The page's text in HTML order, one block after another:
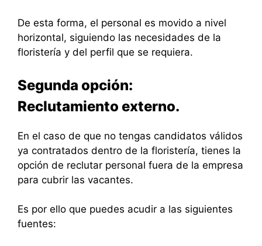
De esta forma, el personal es movido a nivel
horizontal, siguiendo las necesidades de la
floristería y del perfil que se requiera.
Segunda opción:
Reclutamiento externo.
En el caso de que no tengas candidatos válidos
ya contratados dentro de la floristería, tienes la
opción de reclutar personal fuera de la empresa
para cubrir las vacantes.
Es por ello que puedes acudir a las siguientes
fuentes: